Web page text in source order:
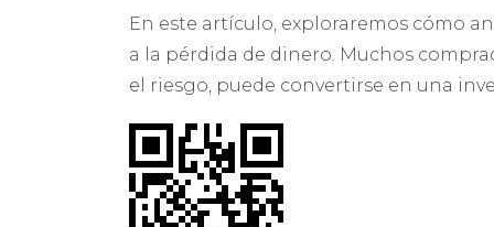
En este artículo, exploraremos cómo
a la pérdida de dinero. Muchos
el riesgo, puede convertirse en una